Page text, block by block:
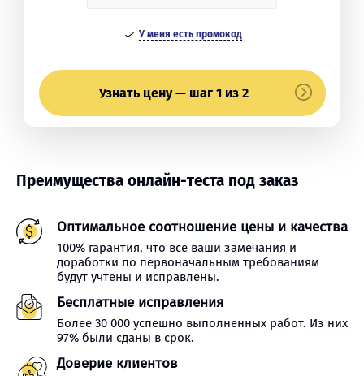
У меня есть промокод
Узнать цену — шаг 1 из 2
Преимущества онлайн-теста под заказ
Оптимальное соотношение цены и качества
100% гарантия, что все ваши замечания и
доработки по первоначальным требованиям
будут учтены и исправлены.
Бесплатные исправления
Более 30 000 успешно выполненных работ. Из них
97% были сданы в срок.
Доверие клиентов